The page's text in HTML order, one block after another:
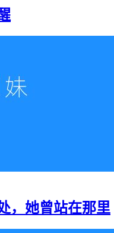
，她曾站在那里